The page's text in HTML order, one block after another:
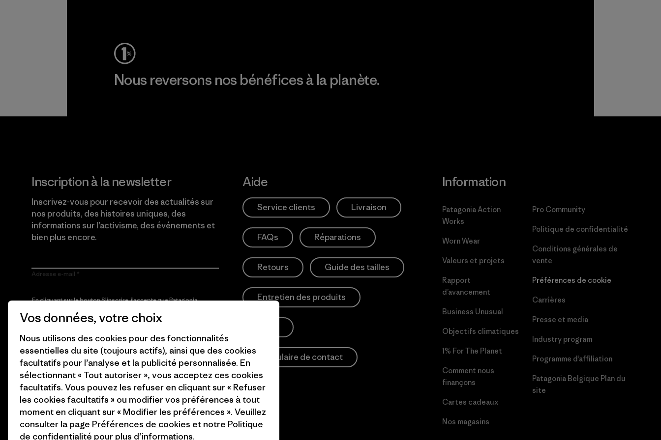
Nous reversons nos bénéfices à la planète.
Inscription à la newsletter
Inscrivez-vous pour recevoir des actualités sur
nos produits, des histoires uniques, des
informations sur l’activisme, des événements et
bien plus encore.
Adresse e-mail
En cliquant sur le bouton S’inscrire, j’accepte que Patagonia
concernant les produits, les histoires originales, la
sensibilisation à l’activisme, les informations sur les événements
Patagonia.
S’inscrire
Aide
Service clients Livraison
FAQs Réparations
Retours Guide des tailles
Entretien des produits
Formulaire de contact
Information
Patagonia Action
Works
Worn Wear
Valeurs et projets
Rapport
d’avancement
Business Unusual
Objectifs climatiques
1% For The Planet
Comment nous
finançons
Cartes cadeaux
Nos magasins
Pro Community
Politique de confidentialité
Conditions générales de
vente
Préférences de cookie
Carrières
Presse et media
Industry program
Programme d’affiliation
Patagonia Belgique Plan du
site
Vos données, votre choix
Nous utilisons des cookies pour des fonctionnalités
essentielles du site (toujours actifs), ainsi que des cookies
facultatifs pour l’analyse et la publicité personnalisée. En
sélectionnant « Tout autoriser », vous acceptez ces cookies
facultatifs. Vous pouvez les refuser en cliquant sur « Refuser
les cookies facultatifs » ou modifier vos préférences à tout
moment en cliquant sur « Modifier les préférences ». Veuillez
consulter la page Préférences de cookies et notre Politique
de confidentialité pour plus d’informations.